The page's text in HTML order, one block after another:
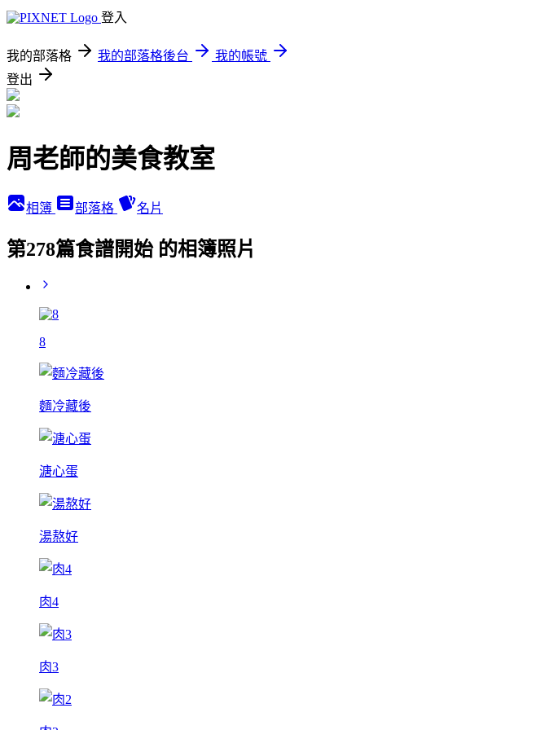
登入
我的部落格 我的部落格後台
我的帳號
登出
周老師的美食教室
相簿 部落格 名片
第278篇食譜開始 的相簿照片
8
麵冷藏後
溏心蛋
湯熬好
肉4
肉3